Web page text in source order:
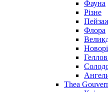
Фауна
Різне
Флора
Thea